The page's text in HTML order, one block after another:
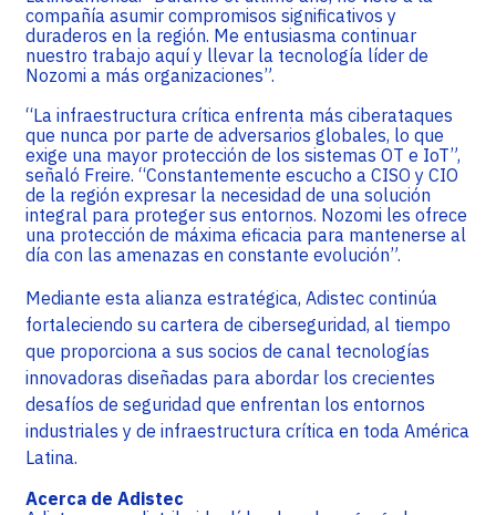
compañía asumir compromisos significativos y
duraderos en la región. Me entusiasma continuar
nuestro trabajo aquí y llevar la tecnología líder de
Nozomi a más organizaciones”.
“La infraestructura crítica enfrenta más ciberataques
que nunca por parte de adversarios globales, lo que
exige una mayor protección de los sistemas OT e IoT”,
señaló Freire. “Constantemente escucho a CISO y CIO
de la región expresar la necesidad de una solución
integral para proteger sus entornos. Nozomi les ofrece
una protección de máxima eficacia para mantenerse al
día con las amenazas en constante evolución”.
Mediante esta alianza estratégica, Adistec continúa
fortaleciendo su cartera de ciberseguridad, al tiempo
que proporciona a sus socios de canal tecnologías
innovadoras diseñadas para abordar los crecientes
desafíos de seguridad que enfrentan los entornos
industriales y de infraestructura crítica en toda América
Latina.
Acerca de Adistec